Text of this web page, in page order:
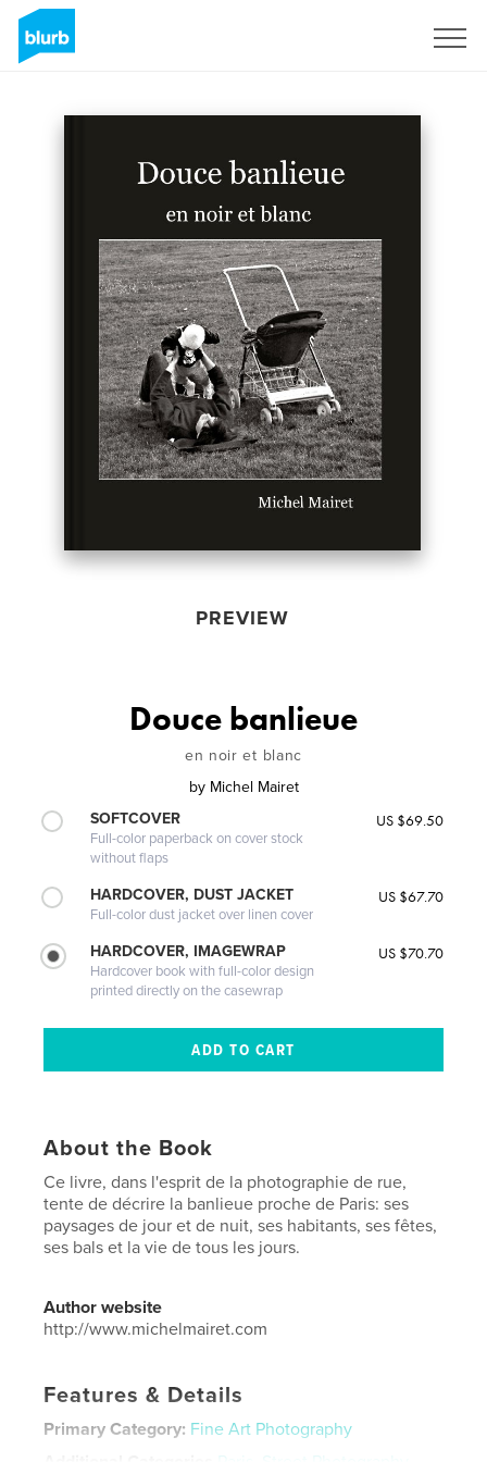
PREVIEW
Douce banlieue
en noir et blanc
by Michel Mairet
SOFTCOVER
Full-color paperback on cover stock
without flaps
US $69.50
HARDCOVER, DUST JACKET
Full-color dust jacket over linen cover
US $67.70
HARDCOVER, IMAGEWRAP
Hardcover book with full-color design
printed directly on the casewrap
US $70.70
About the Book
Ce livre, dans l'esprit de la photographie de rue,
tente de décrire la banlieue proche de Paris: ses
paysages de jour et de nuit, ses habitants, ses fêtes,
ses bals et la vie de tous les jours.
Author website
http://www.michelmairet.com
Features & Details
Primary Category: Fine Art Photography